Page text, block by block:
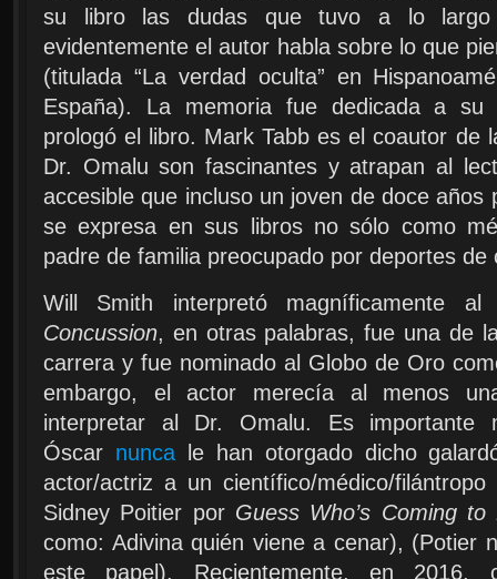
su libro las dudas que tuvo a lo largo
evidentemente el autor habla sobre lo que
(titulada “La verdad oculta” en
España). La memoria fue dedicada a su
prologó el libro. Mark Tabb es el coautor de
Dr. Omalu son fascinantes y atrapan al
accesible que incluso un joven de doce
se expresa en sus libros no sólo como
padre de familia preocupado por deportes de
Will Smith interpretó magníficamente
Concussion, en otras palabras, fue una de
carrera y fue nominado al Globo de Oro
embargo, el actor merecía al menos
interpretar al Dr. Omalu. Es importante
Óscar nunca le han otorgado dicho
actor/actriz a un científico/médico/
Sidney Poitier por Guess Who’s Coming to
como: Adivina quién viene a cenar), (Potier
este papel). Recientemente, en